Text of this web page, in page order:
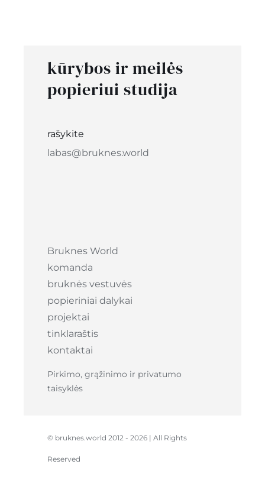
kūrybos ir meilės
popieriui studija
rašykite
labas@bruknes.world
Bruknes World
komanda
bruknės vestuvės
popieriniai dalykai
projektai
tinklaraštis
kontaktai
Pirkimo, grąžinimo ir privatumo
taisyklės
© bruknes.world 2012 - 2026 | All Rights
Reserved